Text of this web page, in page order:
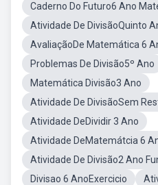
Caderno Do Futuro6 Ano
Atividade De DivisãoQuinto
AvaliaçãoDe Matemática 6
Problemas De Divisão5º Ano
Matemática Divisão3 Ano
Atividade De DivisãoSem
Atividade DeDividir 3 Ano
Atividade DeMatemátcia 6
Atividade De Divisão2 Ano
Divisao 6 AnoExercicio